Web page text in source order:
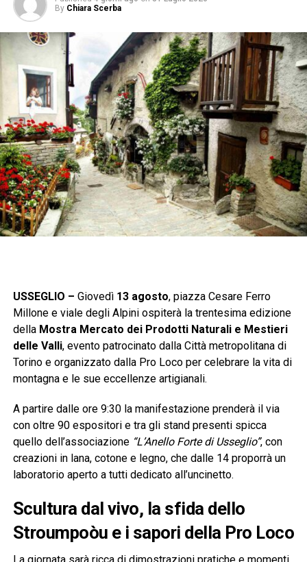
By Chiara Scerba
USSEGLIO – Giovedì 13 agosto, piazza Cesare Ferro
Millone e viale degli Alpini ospiterà la trentesima edizione
della Mostra Mercato dei Prodotti Naturali e Mestieri
delle Valli, evento patrocinato dalla Città metropolitana di
Torino e organizzato dalla Pro Loco per celebrare la vita di
montagna e le sue eccellenze artigianali.
A partire dalle ore 9:30 la manifestazione prenderà il via
con oltre 90 espositori e tra gli stand presenti spicca
quello dell’associazione “L’Anello Forte di Usseglio”, con
creazioni in lana, cotone e legno, che dalle 14 proporrà un
laboratorio aperto a tutti dedicato all’uncinetto.
Scultura dal vivo, la sfida dello
Stroumpoòu e i sapori della Pro Loco